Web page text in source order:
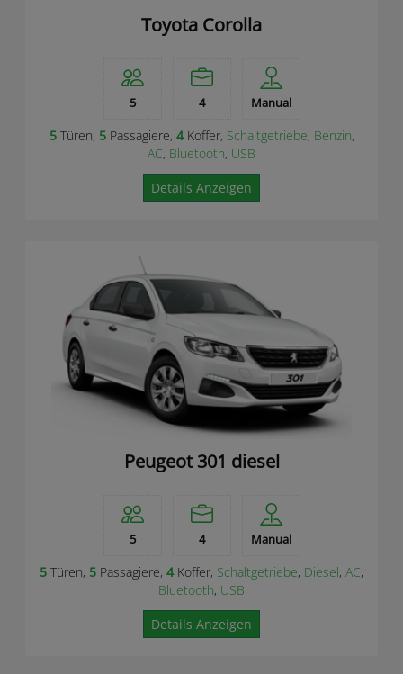
Toyota Corolla
5 4 Manual
5Türen, 5Passagiere, 4Koffer, Schaltgetriebe, Benzin,
AC, Bluetooth, USB
Details Anzeigen
Peugeot 301 diesel
5 4 Manual
5 Türen, 5 Passagiere, 4Koffer, Schaltgetriebe, Diesel, AC,
Bluetooth, USB
Details Anzeigen